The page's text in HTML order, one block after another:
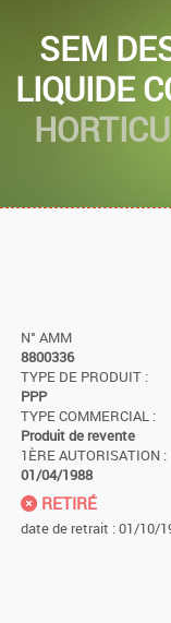
SEM
LIQUIDE
N° AMM
8800336
TYPE DE PRODUIT :
PPP
TYPE COMMERCIAL :
Produit de revente
1ÈRE AUTORISATION :
01/04/1988
RETIRÉ
date de retrait : 01/10/